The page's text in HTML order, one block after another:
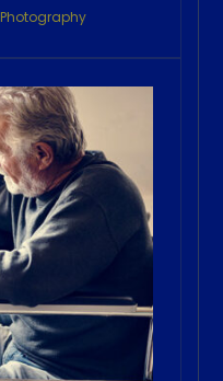
Photography